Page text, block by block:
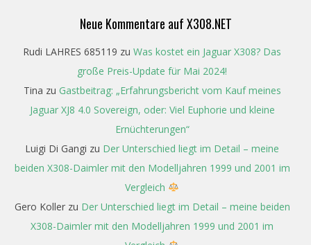
Neue Kommentare auf X308.NET
Rudi LAHRES 685119 zu Was kostet ein Jaguar X308? Das
große Preis-Update für Mai 2024!
Tina zu Gastbeitrag: „Erfahrungsbericht vom Kauf meines
Jaguar XJ8 4.0 Sovereign, oder: Viel Euphorie und kleine
Ernüchterungen“
Luigi Di Gangi zu Der Unterschied liegt im Detail – meine
beiden X308-Daimler mit den Modelljahren 1999 und 2001 im
Vergleich
Gero Kollerzu Der Unterschied liegt im Detail – meine beiden
X308-Daimler mit den Modelljahren 1999 und 2001 im